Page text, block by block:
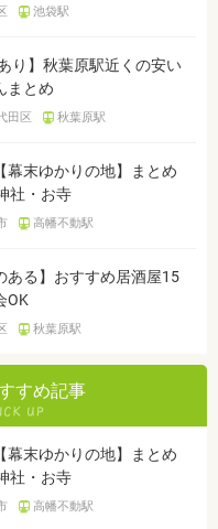
池袋駅
り】秋葉原駅近くの安い
まとめ
田区 秋葉原駅
幕末ゆかりの地】まとめ
社・お寺
高幡不動駅
ある】おすすめ居酒屋15
OK
秋葉原駅
すめ記事
幕末ゆかりの地】まとめ
社・お寺
高幡不動駅